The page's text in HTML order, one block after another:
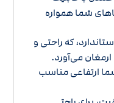
شما همواره
که راحتی و
می‌آورد.
ارتفاعی مناسب